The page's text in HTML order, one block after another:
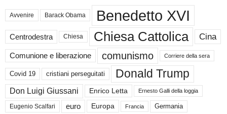
Avvenire Barack Obama Benedetto XVI
Centrodestra Chiesa Chiesa Cattolica Cina
Comunione e liberazione comunismo Corriere della sera
Covid 19 cristiani perseguitati Donald Trump
Don Luigi Giussani Enrico Letta Ernesto Galli della loggia
Eugenio Scalfari euro Europa Francia Germania